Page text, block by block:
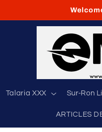
Talaria XXX Sur-Ron
ARTICLES